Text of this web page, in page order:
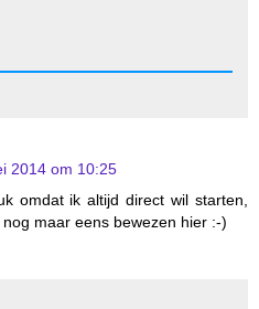
2014 om 10:25
omdat ik altijd direct wil starten,
maar eens bewezen hier :-)